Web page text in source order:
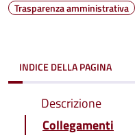
Trasparenza amministrativa
INDICE DELLA PAGINA
Descrizione
Collegamenti